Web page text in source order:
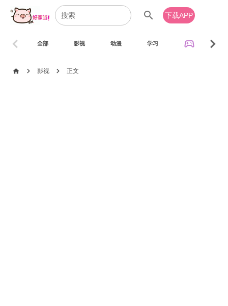
search 下载APP
全部 影视 动漫 学习 sports_esports
chevron_left chevron_right
home chevron_right 影视 chevron_right 正文